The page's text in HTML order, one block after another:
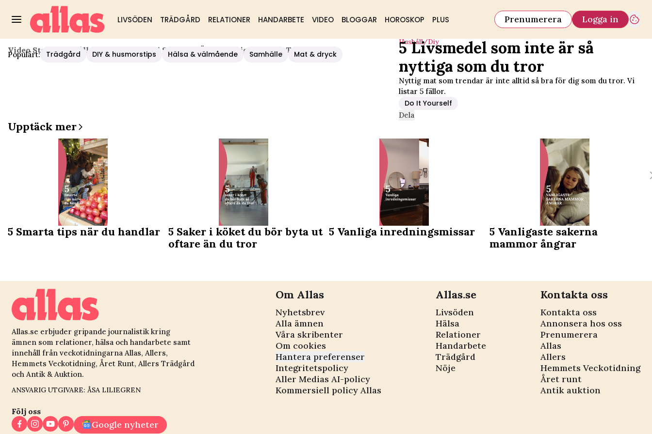
LIVSÖDEN TRÄDGÅRD RELATIONER HANDARBETE VIDEO BLOGGAR HOROSKOP PLUS Prenumerera Logga in
Populärt: Trädgård DIY & husmorstips Hälsa & välmående Samhälle Mat & dryck
Video Start / Hushåll/diy/5 Livsmedel Som Inte Är Så Nyttiga Som Du Tror
Hushåll/diy
5 Livsmedel som inte är så
nyttiga som du tror
Nyttig mat som trendar är inte alltid så bra för dig som du tror. Vi
listar 5 fällor.
Do It Yourself
Dela
Upptäck mer
5 Smarta tips när du handlar
5 Saker i köket du bör byta ut
oftare än du tror
5 Vanliga inredningsmissar
5 Vanligaste sakerna
mammor ångrar
Allas.se erbjuder gripande journalistik kring
ämnen som relationer, hälsa och handarbete samt
innehåll från veckotidningarna Allas, Allers,
Hemmets Veckotidning, Året Runt, Allers Trädgård
och Antik & Auktion.
ANSVARIG UTGIVARE: ÅSA LILIEGREN
Följ oss
Google nyheter
Om Allas
Nyhetsbrev
Alla ämnen
Våra skribenter
Om cookies
Hantera preferenser
Integritetspolicy
Aller Medias AI-policy
Kommersiell policy Allas
Allas.se
Livsöden
Hälsa
Relationer
Handarbete
Trädgård
Nöje
Kontakta oss
Kontakta oss
Annonsera hos oss
Prenumerera
Allas
Allers
Hemmets Veckotidning
Året runt
Antik auktion